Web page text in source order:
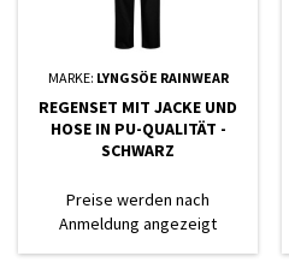
MARKE: LYNGSÖE RAINWEAR
REGENSET MIT JACKE UND
HOSE IN PU-QUALITÄT -
SCHWARZ
Preise werden nach
Anmeldung angezeigt